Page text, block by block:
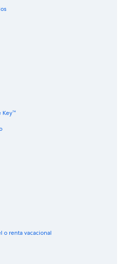
Key™
o renta vacacional